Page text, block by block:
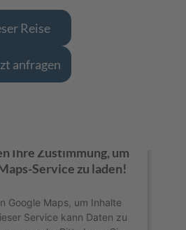
Reise
anfragen
Ihre Zustimmung, um
Service zu laden!
Google Maps, um Inhalte
Service kann Daten zu